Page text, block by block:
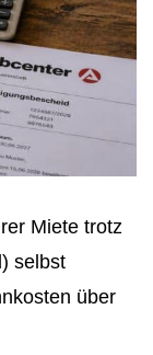
Miete trotz
selbst
über